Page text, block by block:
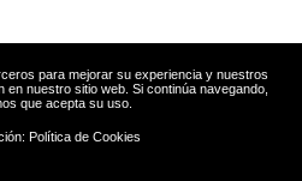
para mejorar su experiencia y nuestros
nuestro sitio web. Si continúa navegando,
que acepta su uso.
Política de Cookies